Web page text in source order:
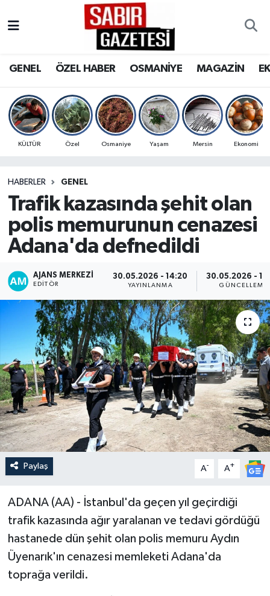
GENEL ÖZEL HABER OSMANİYE MAGAZİN
KÜLTÜR Özel Osmaniye Yaşam Mersin Ekonomi
HABERLER GENEL
Trafik kazasında şehit olan
polis memurunun cenazesi
Adana'da defnedildi
AJANS MERKEZI
EDITÖR
30.05.2026 - 14:20
YAYINLANMA
30.05.2026 -
GÜNCELLEME
Paylaş A- A+
ADANA (AA) - İstanbul'da geçen yıl geçirdiği
trafik kazasında ağır yaralanan ve tedavi gördüğü
hastanede dün şehit olan polis memuru Aydın
Üyenarık'ın cenazesi memleketi Adana'da
toprağa verildi.
OSMANİYE
MAGAZİN
SPOR
RESMİ İLANLAR
Osmaniye Nöbetçi Eczaneler
Osmaniye Trafik Yoğunluk Haritası
Süper Lig Puan Durumu ve Fikstür
Son Dakika Haberleri
Haber Arşivi